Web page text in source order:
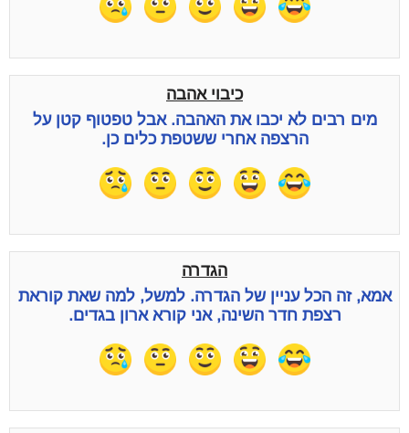
כיבוי אהבה
מים רבים לא יכבו את האהבה. אבל טפטוף קטן על
הרצפה אחרי ששטפת כלים כן.
הגדרה
אמא, זה הכל עניין של הגדרה. למשל, למה שאת קוראת
רצפת חדר השינה, אני קורא ארון בגדים.